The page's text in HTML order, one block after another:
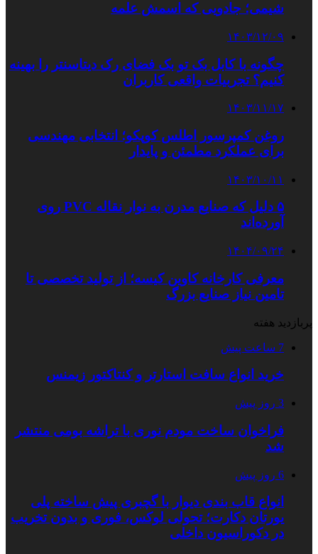
شیمی؛ جادویی که اسمش علمه
۱۴۰۳/۱۲/۰۹
چگونه با کابل بک تو بک فضای رک دیتاسنتر را بهینه
کنیم؟ تجربیات واقعی کاربران
۱۴۰۳/۱۱/۱۷
روغن کمپرسور اطلس کوپکو؛ انتخابی مهندسی
برای عملکرد مطمئن و پایدار
۱۴۰۳/۱۰/۱۱
۵ دلیل که صنایع مدرن به نوار نقاله PVC روی
آورده‌اند
۱۴۰۴/۰۹/۲۴
معرفی کارخانه کاوین کیسه؛ از تولید تخصصی تا
تامین نیاز صنایع بزرگ
پربازدید هفته
7 ساعت پیش
خرید انواع سافت استارتر و کنتاکتور زیمنس
3 روز پیش
فراخوان ساخت مودم نوری با تراشه بومی منتشر
شد
6 روز پیش
انواع قاب بندی دیوار با گچبری پیش ساخته پلی
یورتان دکارت؛ تحولی لوکس، فوری و بدون تخریب
در دکوراسیون داخلی